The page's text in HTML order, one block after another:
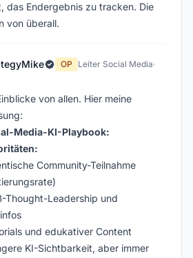
das Endergebnis zu tracken. Die
von überall.
OP Leiter Social Media·
von allen. Hier meine
Media-KI-Playbook:
Community-Teilnahme
Thought-Leadership und
und edukativer Content
KI-Sichtbarkeit, aber immer